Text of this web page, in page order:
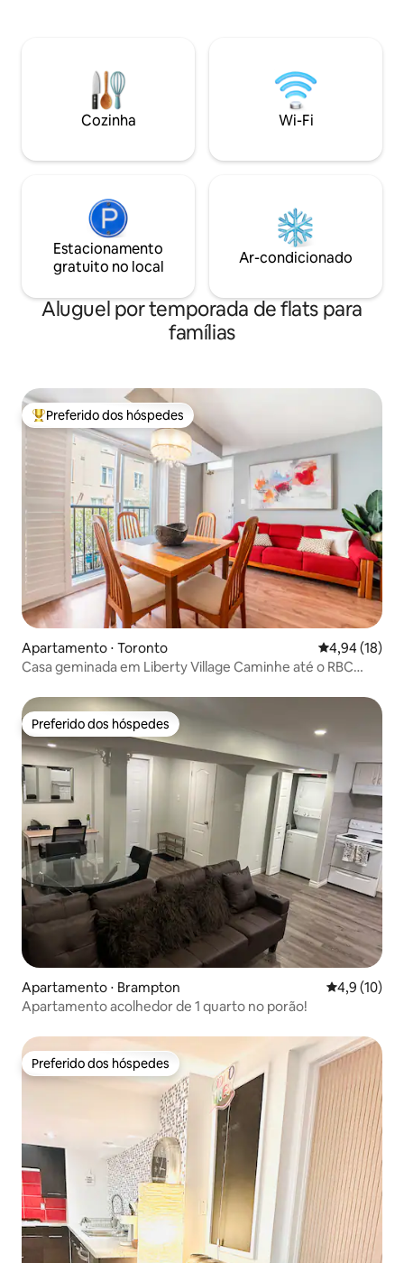
minutos para a rodovia 407 e rodovia 401
10 minutos para os outlets Toronto
Premium 20 minutos para o Aeroporto
Pearson de Toronto A 30 minutos do
Bluemountain 1h20 para Byng Island
Cozinha Wi-Fi
Estacionamento
gratuito no local
Ar-condicionado
Aluguel por temporada de flats para
famílias
Entre os melhores preferidos dos hóspedes
Preferido dos hóspedes
Apartamento ⋅ Toronto 4,94 de uma
4,94 (18)
Casa geminada em Liberty Village Caminhe até o RBC
Preferido dos hóspedes
Preferido dos hóspedes
Apartamento ⋅ Brampton 4,9 de uma
4,9 (10)
Apartamento acolhedor de 1 quarto no porão!
Preferido dos hóspedes
Preferido dos hóspedes